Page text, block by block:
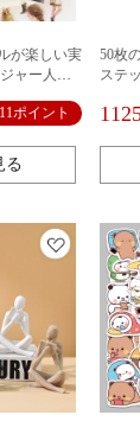
が楽しい実
ャー人物
11ポイント
る
50枚
ステ
ート